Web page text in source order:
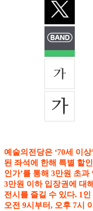
예술의전당은 ‘70세 이
된 좌석에 한해 특별 할
인가’를 통해 3만원 초
3만원 이하 입장권에 대
전시를 즐길 수 있다. 1
오전 9시부터, 오후 7시